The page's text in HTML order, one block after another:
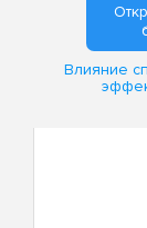
Влияние